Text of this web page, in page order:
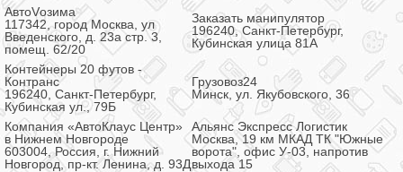
АвтоVозима
117342, город Москва, ул
Введенского, д. 23а стр. 3,
помещ. 62/20
Заказать манипулятор
196240, Санкт-Петербург,
Кубинская улица 81А
Контейнеры 20 футов -
Контранс
196240, Санкт-Петербург,
Кубинская ул., 79Б
Грузовоз24
Минск, ул. Якубовского, 36
Компания «АвтоКлаус Центр»
в Нижнем Новгороде
603004, Россия, г. Нижний
Новгород, пр-кт. Ленина, д. 93Д
Альянс Экспресс Логистик
Москва, 19 км МКАД ТК "Южные
ворота", офис У-03, напротив
выхода 15